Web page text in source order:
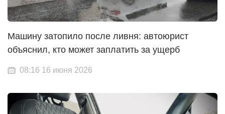
Машину затопило после ливня: автоюрист
объяснил, кто может заплатить за ущерб
08:16 16 июня 2026